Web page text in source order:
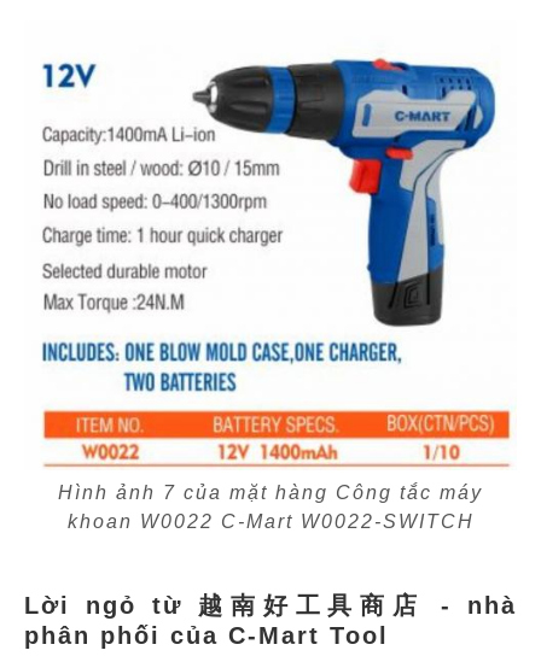
Hình ảnh 7 của mặt hàng Công tắc máy
khoan W0022 C-Mart W0022-SWITCH
Lời ngỏ từ 越南好工具商店 - nhà
phân phối của C-Mart Tool